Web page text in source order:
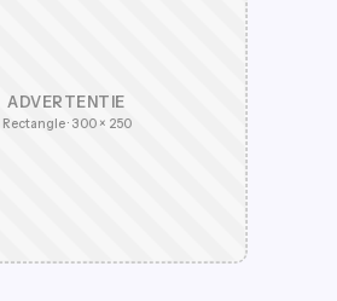
ADVERTENTIE
Rectangle · 300 × 250